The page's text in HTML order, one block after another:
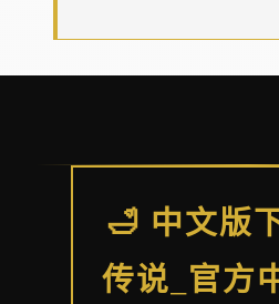
🛁 中文版
传说_官方